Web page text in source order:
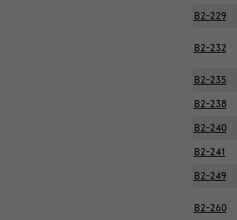
B2-229
B2-232
B2-235
B2-238
B2-240
B2-241
B2-249
B2-260